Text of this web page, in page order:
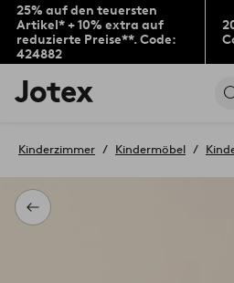
25% auf den teuersten
Artikel* + 10% extra auf
reduzierte Preise**. Code:
424882
Jotex-
Logo
Startseite
Zurück
Kinderzimmer Kindermöbel